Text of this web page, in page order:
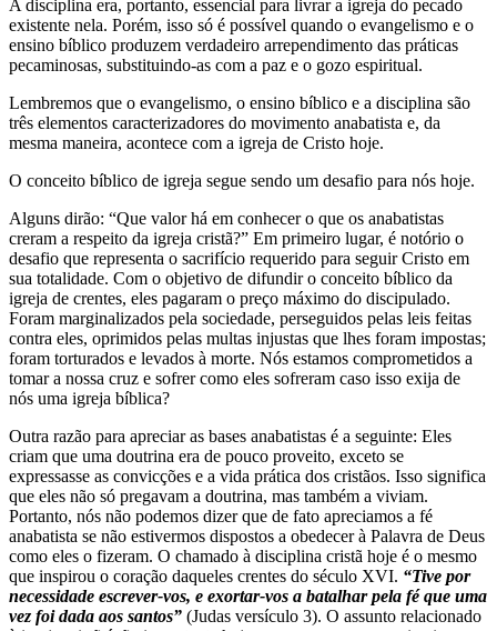
A disciplina era, portanto, essencial para livrar a igreja do pecado
existente nela. Porém, isso só é possível quando o evangelismo e o
ensino bíblico produzem verdadeiro arrependimento das práticas
pecaminosas, substituindo-as com a paz e o gozo espiritual.
Lembremos que o evangelismo, o ensino bíblico e a disciplina são
três elementos caracterizadores do movimento anabatista e, da
mesma maneira, acontece com a igreja de Cristo hoje.
O conceito bíblico de igreja segue sendo um desafio para nós hoje.
Alguns dirão: “Que valor há em conhecer o que os anabatistas
creram a respeito da igreja cristã?” Em primeiro lugar, é notório o
desafio que representa o sacrifício requerido para seguir Cristo em
sua totalidade. Com o objetivo de difundir o conceito bíblico da
igreja de crentes, eles pagaram o preço máximo do discipulado.
Foram marginalizados pela sociedade, perseguidos pelas leis feitas
contra eles, oprimidos pelas multas injustas que lhes foram impostas;
foram torturados e levados à morte. Nós estamos comprometidos a
tomar a nossa cruz e sofrer como eles sofreram caso isso exija de
nós uma igreja bíblica?
Outra razão para apreciar as bases anabatistas é a seguinte: Eles
criam que uma doutrina era de pouco proveito, exceto se
expressasse as convicções e a vida prática dos cristãos. Isso significa
que eles não só pregavam a doutrina, mas também a viviam.
Portanto, nós não podemos dizer que de fato apreciamos a fé
anabatista se não estivermos dispostos a obedecer à Palavra de Deus
como eles o fizeram. O chamado à disciplina cristã hoje é o mesmo
que inspirou o coração daqueles crentes do século XVI. “Tive por
necessidade escrever-vos, e exortar-vos a batalhar pela fé que uma
vez foi dada aos santos” (Judas versículo 3). O assunto relacionado